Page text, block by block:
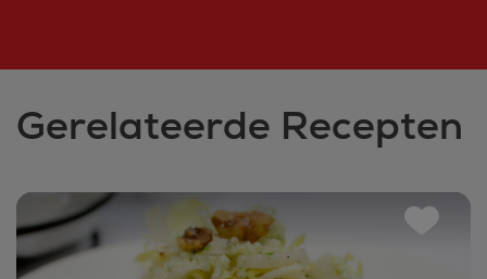
Gerelateerde Recepten